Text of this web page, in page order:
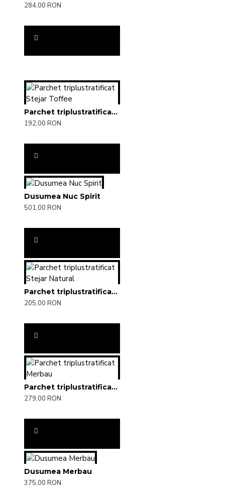
284,00 RON
Parchet triplustratificat Stejar Toffee
192,00 RON
Dusumea Nuc Spirit
501,00 RON
Parchet triplustratificat Stejar Natural
205,00 RON
Parchet triplustratificat Merbau
279,00 RON
Dusumea Merbau
375,00 RON